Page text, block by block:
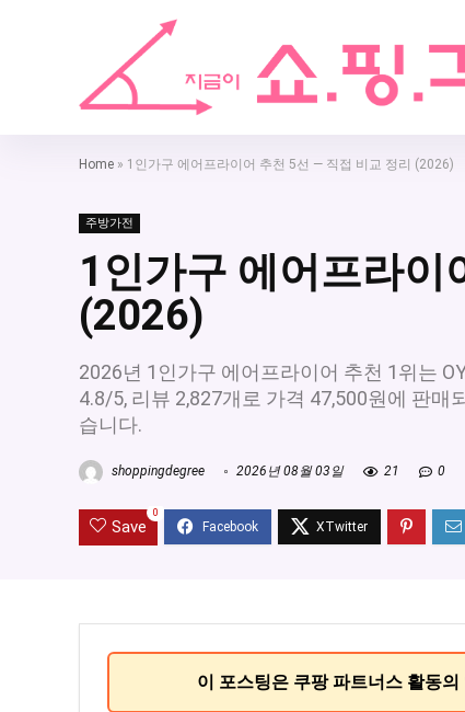
Home » 1인가구 에어프라이어 추천 5선 — 직접 비교 정리 (2026)
주방가전
1인가구 에어프라이
(2026)
2026년 1인가구 에어프라이어 추천 1위는
4.8/5, 리뷰 2,827개로 가격 47,500원에 판매
습니다.
shoppingdegree 2026년 08월 03일 21 0
Save
0
이 포스팅은 쿠팡 파트너스 활동